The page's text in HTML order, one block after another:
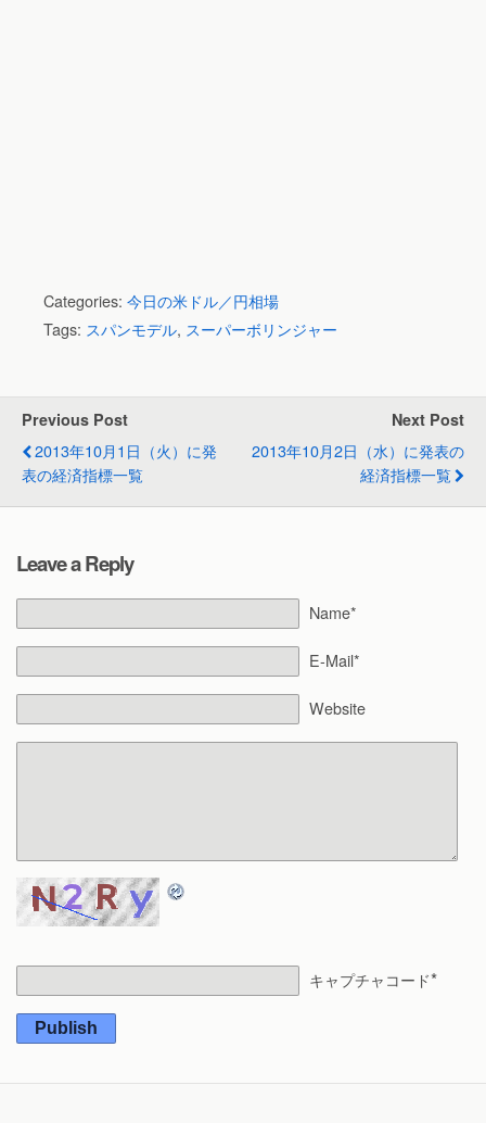
Categories: 今日の米ドル／円相場
Tags: スパンモデル, スーパーボリンジャー
Previous Post
2013年10月1日（火）に発
表の経済指標一覧
Next Post
2013年10月2日（水）に発表の
経済指標一覧
Leave a Reply
Name*
E-Mail*
Website
キャプチャコード*
Publish